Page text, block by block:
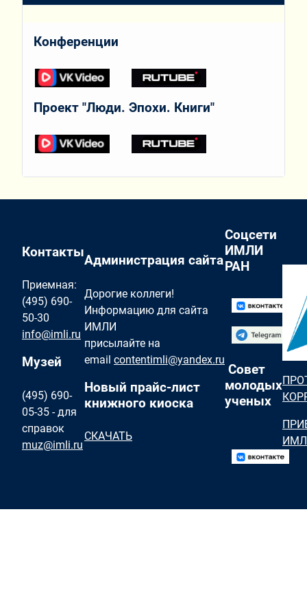
Конференции
Проект "Люди. Эпохи. Книги"
Контакты
Приемная:
(495) 690-
50-30
info@imli.ru
Музей
(495) 690-
05-35 - для
справок
muz@imli.ru
Администрация сайта
Дорогие коллеги!
Информацию для сайта
ИМЛИ
присылайте на
email contentimli@yandex.ru
Новый прайс-лист
книжного киоска
СКАЧАТЬ
Соцсети
ИМЛИ
РАН
Совет
молодых
ученых